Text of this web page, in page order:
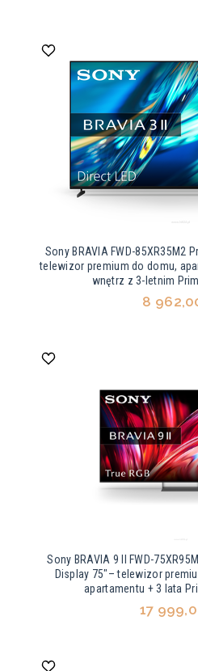
Sony BRAVIA FWD-85XR35M2
telewizor premium do domu,
wnętrz z 3-letnim
8
Sony BRAVIA 9 II FWD-
Display 75"– telewizor
apartamentu + 3 lata
17